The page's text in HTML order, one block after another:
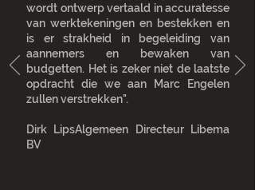
wordt ontwerp vertaald in accuratesse
van werktekeningen en bestekken en
is er strakheid in begeleiding van
aannemers en bewaken van
budgetten. Het is zeker niet de laatste
opdracht die we aan Marc Engelen
zullen verstrekken".
Dirk LipsAlgemeen Directeur Libema
BV